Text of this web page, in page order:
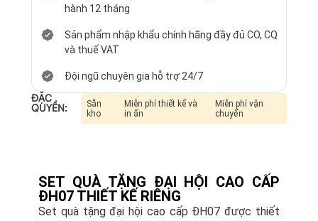
hành 12 tháng
Sản phẩm nhập khẩu chính hãng đầy đủ CO, CQ
và thuế VAT
Đội ngũ chuyên gia hỗ trợ 24/7
ĐẶC
QUYỀN:
Sẵn
kho
Miễn phí thiết kế và
in ấn
Miễn phí vận
chuyển
SET QUÀ TẶNG ĐẠI HỘI CAO CẤP
ĐH07 THIẾT KẾ RIÊNG
Set quà tặng đại hội cao cấp ĐH07 được thiết